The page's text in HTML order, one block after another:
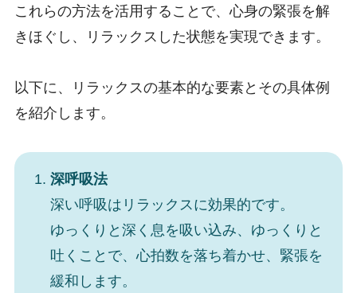
これらの方法を活用することで、心身の緊張を解
きほぐし、リラックスした状態を実現できます。
以下に、リラックスの基本的な要素とその具体例
を紹介します。
深呼吸法
深い呼吸はリラックスに効果的です。
ゆっくりと深く息を吸い込み、ゆっくりと
吐くことで、心拍数を落ち着かせ、緊張を
緩和します。